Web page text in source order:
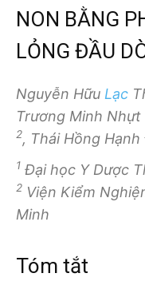
NON BẰNG
LỎNG ĐẦU
Nguyễn Hữu Lạc
Trương Minh Nhựt
2, Thái Hồng Hạnh
1 Đại học Y Dược
2 Viện Kiểm
Minh
Tóm tắt